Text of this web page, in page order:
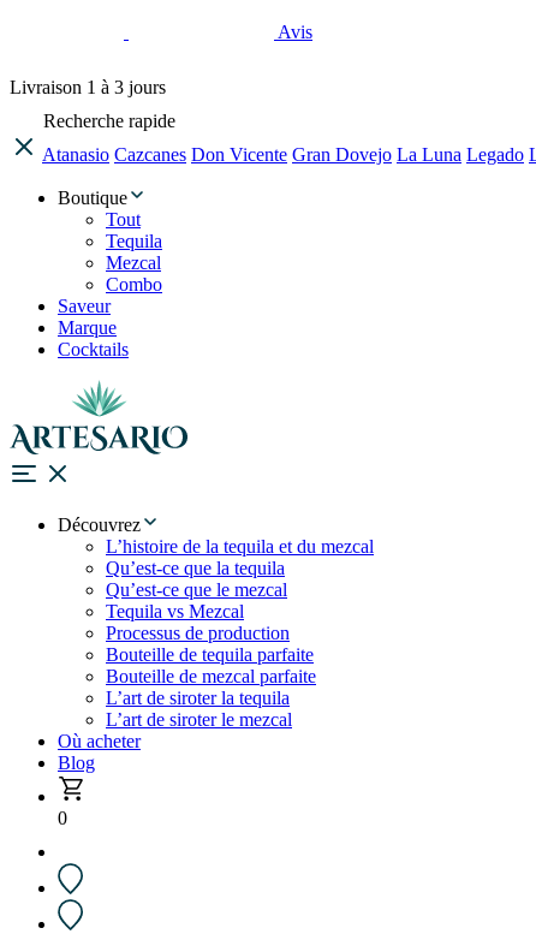
Avis
Livraison 1 à 3 jours
Recherche rapide
Atanasio Cazcanes Don Vicente Gran Dovejo La Luna Legado
Boutique
Tout
Tequila
Mezcal
Combo
Saveur
Marque
Cocktails
Découvrez
L’histoire de la tequila et du mezcal
Qu’est-ce que la tequila
Qu’est-ce que le mezcal
Tequila vs Mezcal
Processus de production
Bouteille de tequila parfaite
Bouteille de mezcal parfaite
L’art de siroter la tequila
L’art de siroter le mezcal
Où acheter
Blog
0